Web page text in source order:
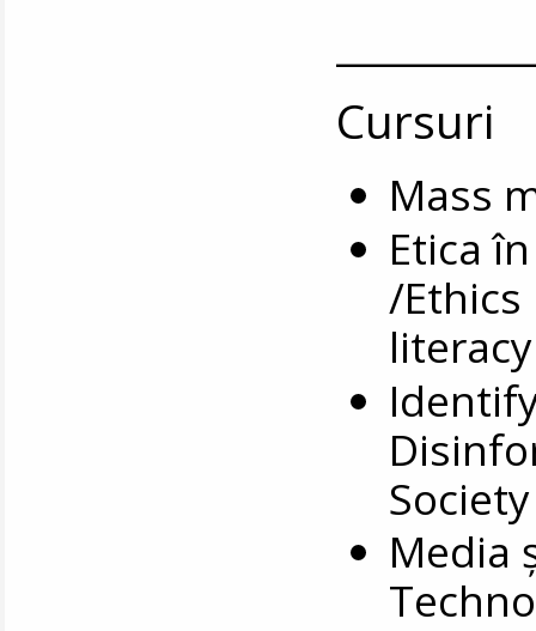
Cursuri
Mass
Etica
/
literacy
Society
Media